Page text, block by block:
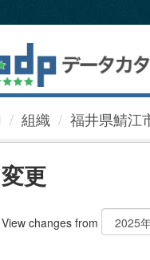
組織 福井県鯖江
変更
View changes from